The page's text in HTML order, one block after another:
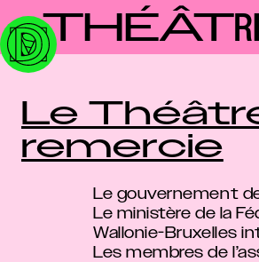
THÉÂTR
Le
remercie
Le gouvernement
Le ministère de la
Wallonie-Bruxelles
Les membres de
Panneau de gestion des cookies